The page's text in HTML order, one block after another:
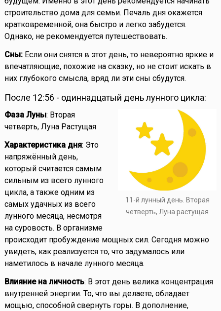
строительство дома для семьи. Печаль дня окажется
кратковременной, она быстро и легко забудется.
Однако, не рекомендуется путешествовать.
Сны: Если они снятся в этот день, то невероятно яркие и
впечатляющие, похожие на сказку, но не стоит искать в
них глубокого смысла, вряд ли эти сны сбудутся.
После 12:56 - одиннадцатый день лунного цикла:
11-й лунный день. Вторая
четверть, Луна растущая
Фаза Луны: Вторая
четверть, Луна Растущая
Характеристика дня: Это
напряжённый день,
который считается самым
сильным из всего лунного
цикла, а также одним из
самых удачных из всего
лунного месяца, несмотря
на суровость. В организме
происходит пробуждение мощных сил. Сегодня можно
увидеть, как реализуется то, что задумалось или
наметилось в начале лунного месяца.
Влияние на личность: В этот день велика концентрация
внутренней энергии. То, что вы делаете, обладает
мощью, способной свернуть горы. В дополнение,